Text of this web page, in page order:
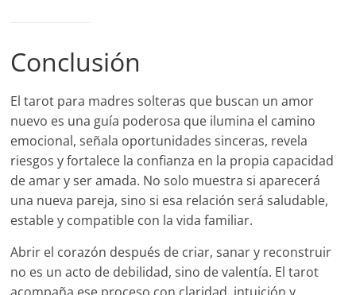
Conclusión
El tarot para madres solteras que buscan un amor
nuevo es una guía poderosa que ilumina el camino
emocional, señala oportunidades sinceras, revela
riesgos y fortalece la confianza en la propia capacidad
de amar y ser amada. No solo muestra si aparecerá
una nueva pareja, sino si esa relación será saludable,
estable y compatible con la vida familiar.
Abrir el corazón después de criar, sanar y reconstruir
no es un acto de debilidad, sino de valentía. El tarot